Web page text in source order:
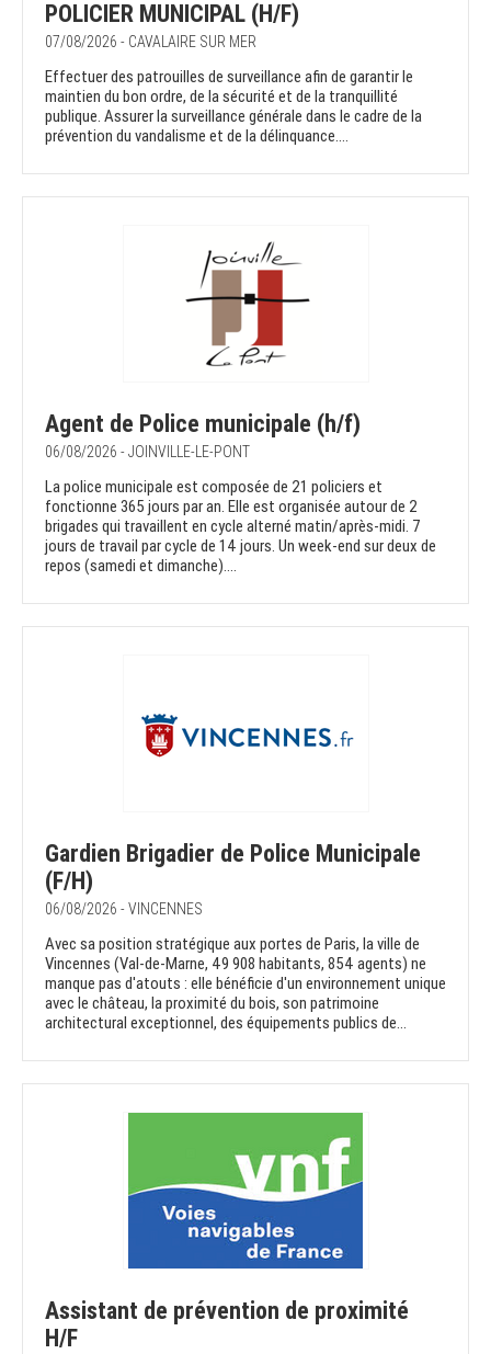
POLICIER MUNICIPAL (H/F)
07/08/2026 - CAVALAIRE SUR MER
Effectuer des patrouilles de surveillance afin de garantir le
maintien du bon ordre, de la sécurité et de la tranquillité
publique. Assurer la surveillance générale dans le cadre de la
prévention du vandalisme et de la délinquance....
Agent de Police municipale (h/f)
06/08/2026 - JOINVILLE-LE-PONT
La police municipale est composée de 21 policiers et
fonctionne 365 jours par an. Elle est organisée autour de 2
brigades qui travaillent en cycle alterné matin/après-midi. 7
jours de travail par cycle de 14 jours. Un week-end sur deux de
repos (samedi et dimanche)....
Gardien Brigadier de Police Municipale
(F/H)
06/08/2026 - VINCENNES
Avec sa position stratégique aux portes de Paris, la ville de
Vincennes (Val-de-Marne, 49 908 habitants, 854 agents) ne
manque pas d'atouts : elle bénéficie d'un environnement unique
avec le château, la proximité du bois, son patrimoine
architectural exceptionnel, des équipements publics de...
Assistant de prévention de proximité
H/F